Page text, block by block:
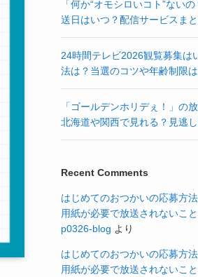
「何か“オモシロいコト”ない
送日はいつ？配信サービスま
24時間テレビ2026観覧募集は
法は？当選のコツや年齢制限は
「ゴールデンホリデぇ！」の
北海道や関西で見れる？見逃
Recent Comments
はじめてのおつかいの応募方
用紙が必要で放送されないこ
p0326-blog より
はじめてのおつかいの応募方
用紙が必要で放送されないこ